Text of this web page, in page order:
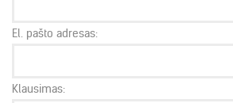
El. pašto adresas:
Klausimas: